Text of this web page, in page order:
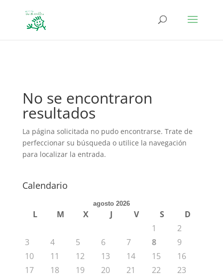
No se encontraron
resultados
La página solicitada no pudo encontrarse. Trate de
perfeccionar su búsqueda o utilice la navegación
para localizar la entrada.
Calendario
agosto 2026
L M X J V S
D
1
2
3
4 5 6 7 8
9
10
11 12 13 14 15
16
17
18 19 20 21 22
23